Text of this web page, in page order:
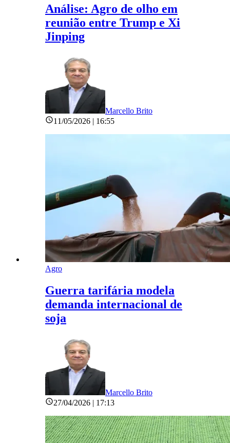
Análise: Agro de olho em
reunião entre Trump e Xi
Jinping
Marcello Brito
11/05/2026 | 16:55
Agro
Guerra tarifária modela
demanda internacional de
soja
Marcello Brito
27/04/2026 | 17:13